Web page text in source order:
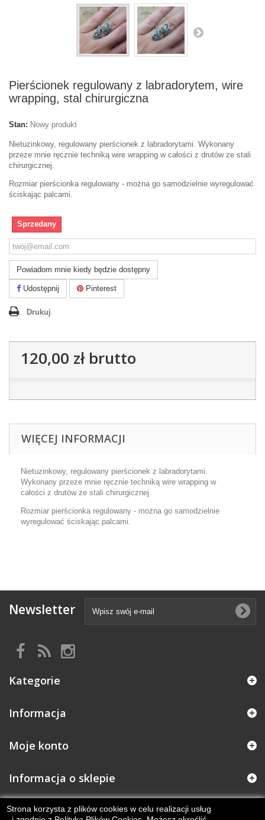
Pierścionek regulowany z labradorytem, wire
wrapping, stal chirurgiczna
Stan: Nowy produkt
Nietuzinkowy, regulowany pierścionek z labradorytami. Wykonany
przeze mnie ręcznie techniką wire wrapping w całości z drutów ze stali
chirurgicznej.
Rozmiar pierścionka regulowany - można go samodzielnie wyregulować
ściskając palcami.
Sprzedany
Powiadom mnie kiedy będzie dostępny
Udostępnij Pinterest
Drukuj
120,00 złbrutto
WIĘCEJ INFORMACJI
Nietuzinkowy, regulowany pierścionek z labradorytami.
Wykonany przeze mnie ręcznie techniką wire wrapping w
całości z drutów ze stali chirurgicznej.
Rozmiar pierścionka regulowany - można go samodzielnie
wyregulować ściskając palcami.
Newsletter
Kategorie
Informacja
Moje konto
Informacja o sklepie
Strona korzysta z plików cookies w celu realizacji usług